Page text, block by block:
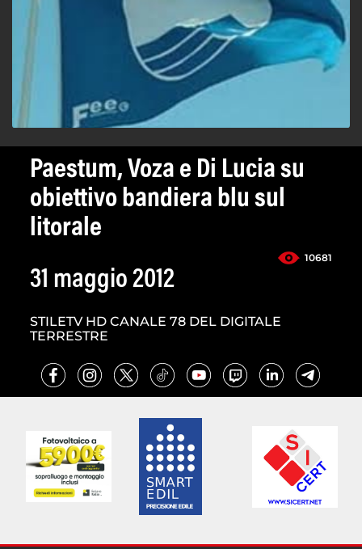
Paestum, Voza e Di Lucia su
obiettivo bandiera blu sul
litorale
10681
31 maggio 2012
STILETV HD CANALE 78 DEL DIGITALE
TERRESTRE